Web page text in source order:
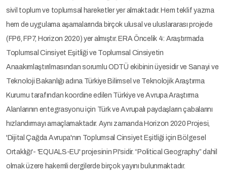
sivil toplum ve toplumsal hareketler yer almaktadır. Hem teklif yazma
hem de uygulama aşamalarında birçok ulusal ve uluslararası projede
(FP6, FP7, Horizon 2020) yer almıştır. ERA Öncelik 4: Araştırmada
Toplumsal Cinsiyet Eşitliği ve Toplumsal Cinsiyetin
Anaakımlaştırılmasından sorumlu ODTÜ ekibinin üyesidir ve Sanayi ve
Teknoloji Bakanlığı adına Türkiye Bilimsel ve Teknolojik Araştırma
Kurumu tarafından koordine edilen Türkiye ve Avrupa Araştırma
Alanlarının entegrasyonu için Türk ve Avrupalı paydaşların çabalarını
hızlandırmayı amaçlamaktadır. Aynı zamanda Horizon 2020 Projesi,
'Dijital Çağda Avrupa'nın Toplumsal Cinsiyet Eşitliği için Bölgesel
Ortaklığı'- 'EQUALS-EU' projesinin PI'sidir. “Political Geography” dahil
olmak üzere hakemli dergilerde birçok yayını bulunmaktadır.